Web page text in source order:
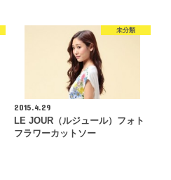
未分類
2015.4.29
LE JOUR（ルジュール）フォト
フラワーカットソー